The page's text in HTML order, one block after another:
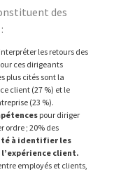
des
les retours des
ces dirigeants
plus cités sont la
client (27 %) et le
(23 %).
pour diriger
ordre ; 20% des
à identifier les
l’expérience client.
employés et clients,